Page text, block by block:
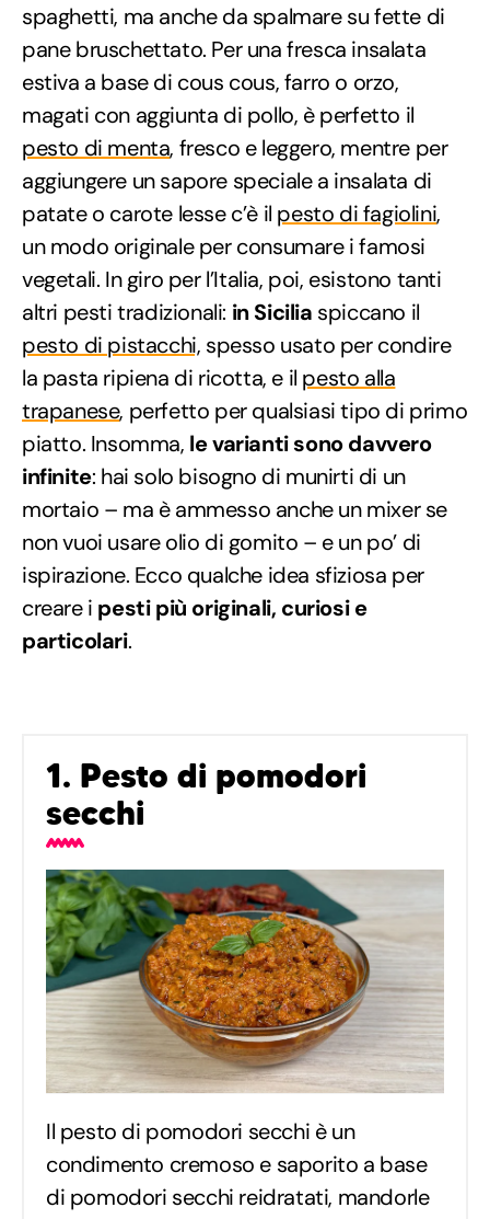
spaghetti, ma anche da spalmare su fette di
pane bruschettato. Per una fresca insalata
estiva a base di cous cous, farro o orzo,
magati con aggiunta di pollo, è perfetto il
pesto di menta, fresco e leggero, mentre per
aggiungere un sapore speciale a insalata di
patate o carote lesse c’è il pesto di fagiolini,
un modo originale per consumare i famosi
vegetali. In giro per l’Italia, poi, esistono tanti
altri pesti tradizionali: in Sicilia spiccano il
pesto di pistacchi, spesso usato per condire
la pasta ripiena di ricotta, e il pesto alla
trapanese, perfetto per qualsiasi tipo di primo
piatto. Insomma, le varianti sono davvero
infinite: hai solo bisogno di munirti di un
mortaio – ma è ammesso anche un mixer se
non vuoi usare olio di gomito – e un po’ di
ispirazione. Ecco qualche idea sfiziosa per
creare i pesti più originali, curiosi e
particolari.
1. Pesto di pomodori
secchi
Il pesto di pomodori secchi è un
condimento cremoso e saporito a base
di pomodori secchi reidratati, mandorle